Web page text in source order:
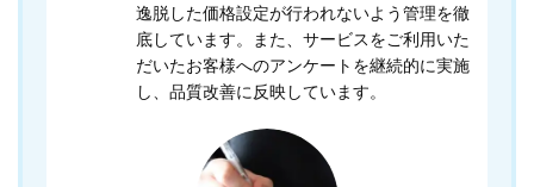
逸脱した価格設定が行われないよう管理を徹
底しています。また、サービスをご利用いた
だいたお客様へのアンケートを継続的に実施
し、品質改善に反映しています。